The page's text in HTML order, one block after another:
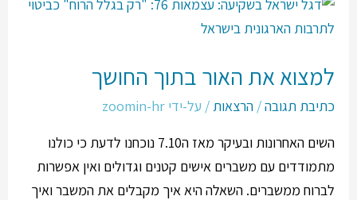
למצוא את האור בתוך החושך
כתיבת תגובה/ הרצאות / על-ידי zoomin-hr
השים האחרונות ובעיקר מאז ה7.10 נוכחנו לדעת כי כולנו
מתמודדים עם משברים אישים קטנים וגדולים ואין אפשרות
לברוח ממשברים. השאלה היא איך מקבלים את המשבר ואיך